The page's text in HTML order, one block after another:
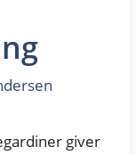
giver